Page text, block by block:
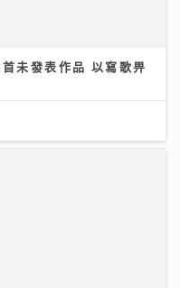
未發表作品 以寫歌畀